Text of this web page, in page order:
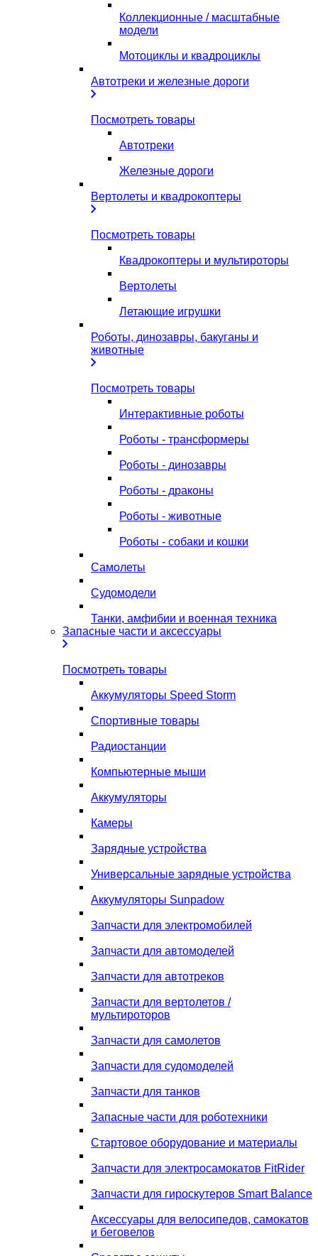
Коллекционные / масштабные
модели
Мотоциклы и квадроциклы
Автотреки и железные дороги
Посмотреть товары
Автотреки
Железные дороги
Вертолеты и квадрокоптеры
Посмотреть товары
Квадрокоптеры и мультироторы
Вертолеты
Летающие игрушки
Роботы, динозавры, бакуганы и
животные
Посмотреть товары
Интерактивные роботы
Роботы - трансформеры
Роботы - динозавры
Роботы - драконы
Роботы - животные
Роботы - собаки и кошки
Самолеты
Судомодели
Танки, амфибии и военная техника
Запасные части и аксессуары
Посмотреть товары
Аккумуляторы Speed Storm
Спортивные товары
Радиостанции
Компьютерные мыши
Аккумуляторы
Камеры
Зарядные устройства
Универсальные зарядные устройства
Аккумуляторы Sunpadow
Запчасти для электромобилей
Запчасти для автомоделей
Запчасти для автотреков
Запчасти для вертолетов /
мультироторов
Запчасти для самолетов
Запчасти для судомоделей
Запчасти для танков
Запасные части для роботехники
Стартовое оборудование и материалы
Запчасти для электросамокатов FitRider
Запчасти для гироскутеров Smart Balance
Аксессуары для велосипедов, самокатов
и беговелов